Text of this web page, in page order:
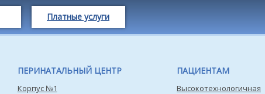
Платные услуги
ПЕРИНАТАЛЬНЫЙ ЦЕНТР
Корпус №1
ПАЦИЕНТАМ
Высокотехнологичная